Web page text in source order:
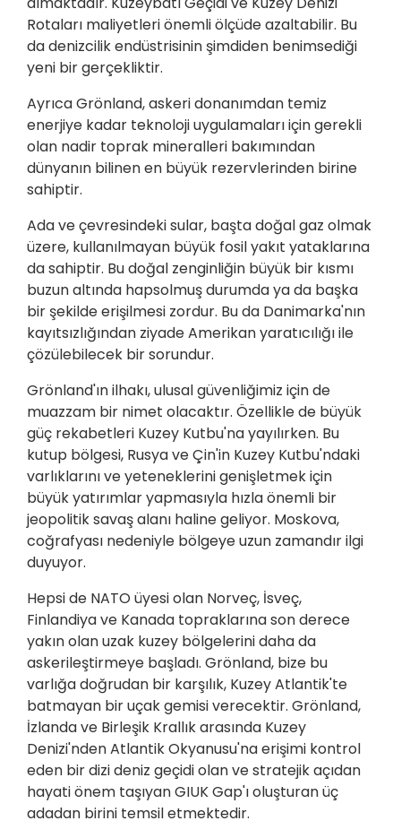
Rotaları maliyetleri önemli ölçüde azaltabilir. Bu
da denizcilik endüstrisinin şimdiden benimsediği
yeni bir gerçekliktir.
Ayrıca Grönland, askeri donanımdan temiz
enerjiye kadar teknoloji uygulamaları için gerekli
olan nadir toprak mineralleri bakımından
dünyanın bilinen en büyük rezervlerinden birine
sahiptir.
Ada ve çevresindeki sular, başta doğal gaz olmak
üzere, kullanılmayan büyük fosil yakıt yataklarına
da sahiptir. Bu doğal zenginliğin büyük bir kısmı
buzun altında hapsolmuş durumda ya da başka
bir şekilde erişilmesi zordur. Bu da Danimarka'nın
kayıtsızlığından ziyade Amerikan yaratıcılığı ile
çözülebilecek bir sorundur.
Grönland'ın ilhakı, ulusal güvenliğimiz için de
muazzam bir nimet olacaktır. Özellikle de büyük
güç rekabetleri Kuzey Kutbu'na yayılırken. Bu
kutup bölgesi, Rusya ve Çin'in Kuzey Kutbu'ndaki
varlıklarını ve yeteneklerini genişletmek için
büyük yatırımlar yapmasıyla hızla önemli bir
jeopolitik savaş alanı haline geliyor. Moskova,
coğrafyası nedeniyle bölgeye uzun zamandır ilgi
duyuyor.
Hepsi de NATO üyesi olan Norveç, İsveç,
Finlandiya ve Kanada topraklarına son derece
yakın olan uzak kuzey bölgelerini daha da
askerileştirmeye başladı. Grönland, bize bu
varlığa doğrudan bir karşılık, Kuzey Atlantik'te
batmayan bir uçak gemisi verecektir. Grönland,
İzlanda ve Birleşik Krallık arasında Kuzey
Denizi'nden Atlantik Okyanusu'na erişimi kontrol
eden bir dizi deniz geçidi olan ve stratejik açıdan
hayati önem taşıyan GIUK Gap'ı oluşturan üç
adadan birini temsil etmektedir.